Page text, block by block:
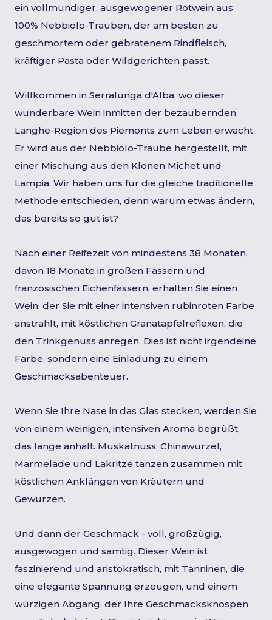
ein vollmundiger, ausgewogener Rotwein aus
100% Nebbiolo-Trauben, der am besten zu
geschmortem oder gebratenem Rindfleisch,
kräftiger Pasta oder Wildgerichten passt.
Willkommen in Serralunga d'Alba, wo dieser
wunderbare Wein inmitten der bezaubernden
Langhe-Region des Piemonts zum Leben erwacht.
Er wird aus der Nebbiolo-Traube hergestellt, mit
einer Mischung aus den Klonen Michet und
Lampia. Wir haben uns für die gleiche traditionelle
Methode entschieden, denn warum etwas ändern,
das bereits so gut ist?
Nach einer Reifezeit von mindestens 38 Monaten,
davon 18 Monate in großen Fässern und
französischen Eichenfässern, erhalten Sie einen
Wein, der Sie mit einer intensiven rubinroten Farbe
anstrahlt, mit köstlichen Granatapfelreflexen, die
den Trinkgenuss anregen. Dies ist nicht irgendeine
Farbe, sondern eine Einladung zu einem
Geschmacksabenteuer.
Wenn Sie Ihre Nase in das Glas stecken, werden Sie
von einem weinigen, intensiven Aroma begrüßt,
das lange anhält. Muskatnuss, Chinawurzel,
Marmelade und Lakritze tanzen zusammen mit
köstlichen Anklängen von Kräutern und
Gewürzen.
Und dann der Geschmack - voll, großzügig,
ausgewogen und samtig. Dieser Wein ist
faszinierend und aristokratisch, mit Tanninen, die
eine elegante Spannung erzeugen, und einem
würzigen Abgang, der Ihre Geschmacksknospen